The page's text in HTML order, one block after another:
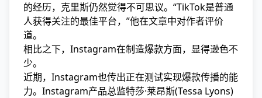
的经历，克里斯仍然觉得不可思议。“TikTok是普通
人获得关注的最佳平台，”他在文章中对作者评价
道。
相比之下，Instagram在制造爆款方面，显得逊色不
少。
近期，Instagram也传出正在测试实现爆款传播的能
力。Instagram产品总监特莎·莱昂斯(Tessa Lyons)